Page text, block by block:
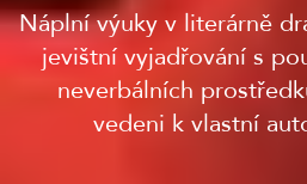
Náplní výuky v literárně
jevištní vyjadřování s
neverbálních
vedeni k vlastní